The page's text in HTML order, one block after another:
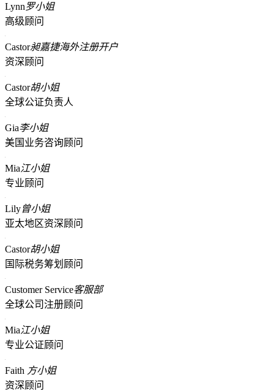
Lynn罗小姐
高级顾问
Castor昶嘉捷海外注册开户
资深顾问
Castor胡小姐
全球公证负责人
Gia李小姐
美国业务咨询顾问
Mia江小姐
专业顾问
Lily曾小姐
亚太地区资深顾问
Castor胡小姐
国际税务筹划顾问
Customer Service客服部
全球公司注册顾问
Mia江小姐
专业公证顾问
Faith 方小姐
资深顾问